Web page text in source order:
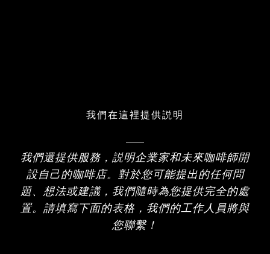
我們在這裡提供説明
我們還提供服務，説明企業家和未來咖啡師開
設自己的咖啡店。對於您可能提出的任何問
題、想法或建議，我們隨時為您提供完全的處
置。請填寫下面的表格，我們的工作人員將與
您聯繫！